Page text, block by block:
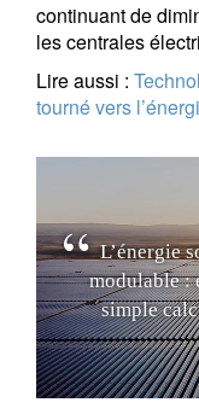
continuant de
les centrales
Lire aussi :
tourné vers
L’énergie s
modulable :
simple calc